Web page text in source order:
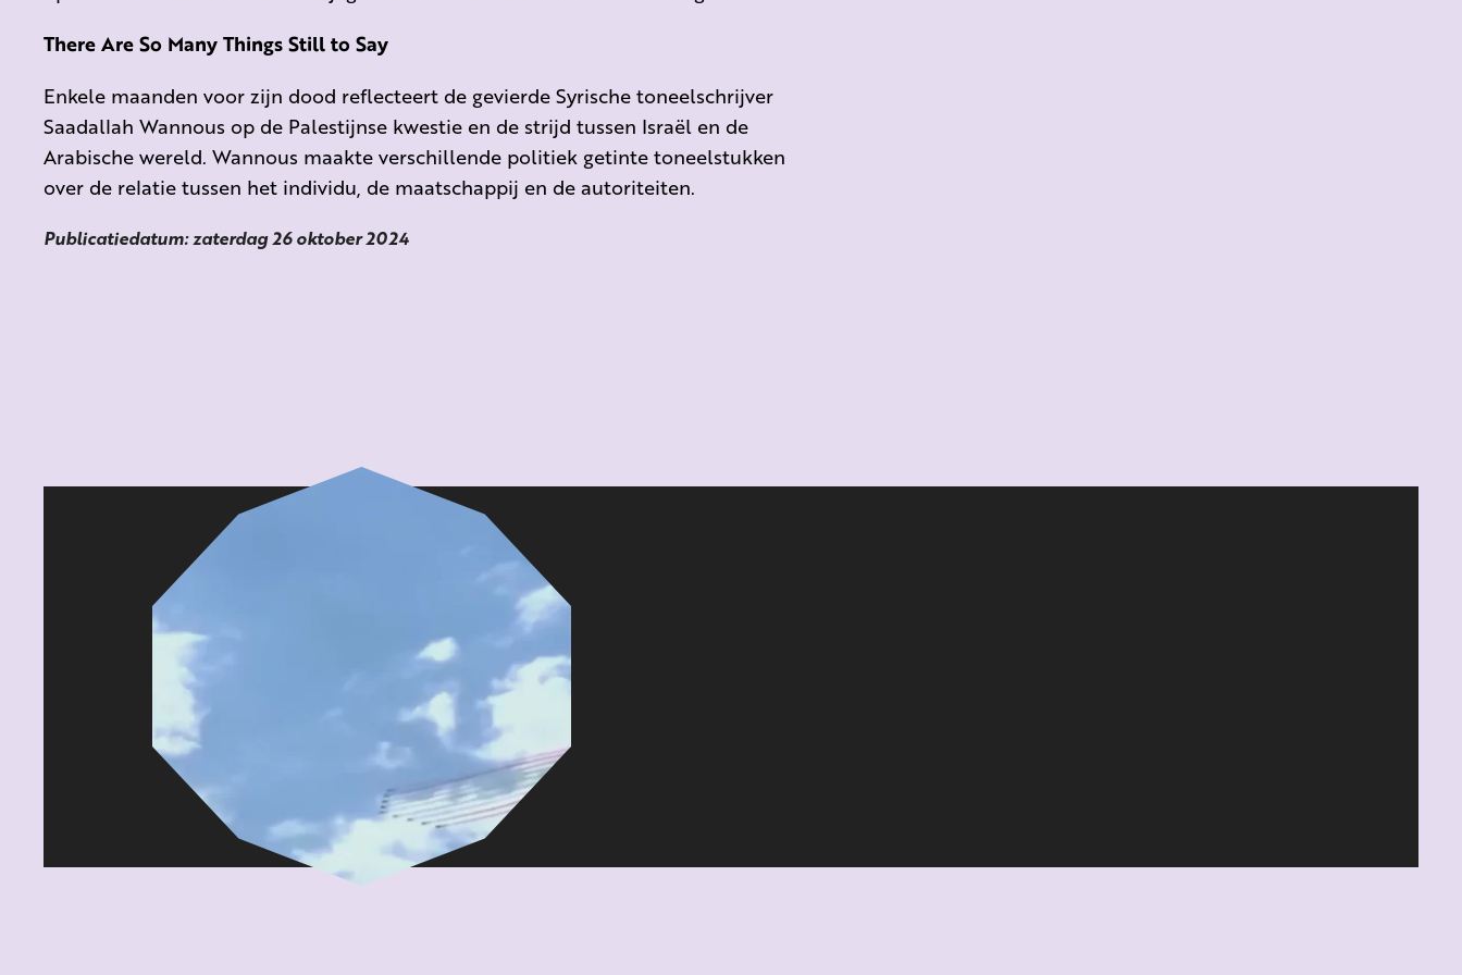
There Are So Many Things Still to Say
Enkele maanden voor zijn dood reflecteert de gevierde Syrische toneelschrijver
Saadallah Wannous op de Palestijnse kwestie en de strijd tussen Israël en de
Arabische wereld. Wannous maakte verschillende politiek getinte toneelstukken
over de relatie tussen het individu, de maatschappij en de autoriteiten.
Publicatiedatum: zaterdag 26 oktober 2024